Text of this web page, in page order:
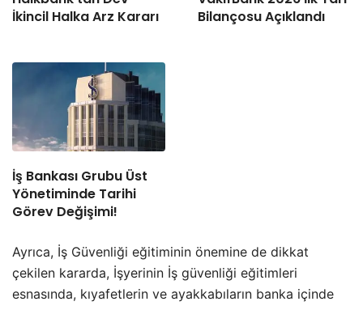
İkincil Halka Arz Kararı
Bilançosu Açıklandı
İş Bankası Grubu Üst
Yönetiminde Tarihi
Görev Değişimi!
Ayrıca, İş Güvenliği eğitiminin önemine de dikkat
çekilen kararda, İşyerinin İş güvenliği eğitimleri
esnasında, kıyafetlerin ve ayakkabıların banka içinde